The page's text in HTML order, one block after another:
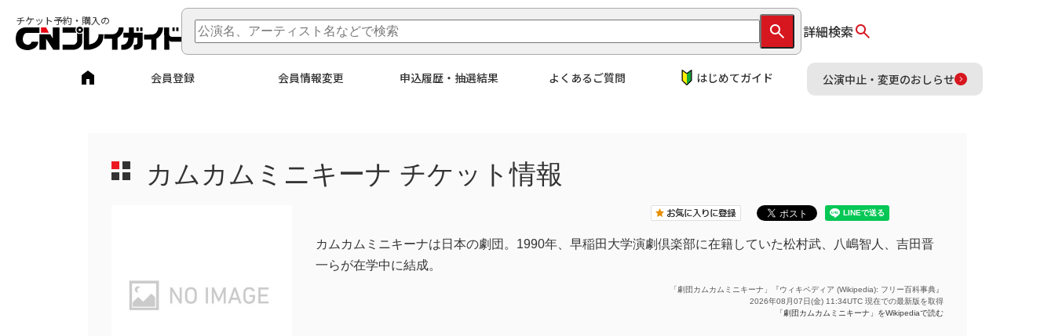
チケット予約・購入の
詳細検索
会員登録 会員情報変更 申込履歴・抽選結果 よくあるご質問 はじめてガイド 公演中止・変更のおしらせ
カムカムミニキーナ チケット情報
カムカムミニキーナは日本の劇団。1990年、早稲田大学演劇倶楽部に在籍していた松村武、八嶋智人、吉田晋
一らが在学中に結成。
「劇団カムカムミニキーナ」『ウィキペディア (Wikipedia): フリー百科事典』
2026年08月07日(金) 11:34UTC 現在での最新版を取得
「劇団カムカムミニキーナ」をWikipediaで読む